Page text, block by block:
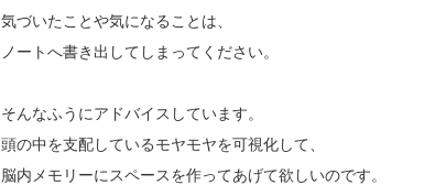
気づいたことや気になることは、
ノートへ書き出してしまってください。
そんなふうにアドバイスしています。
頭の中を支配しているモヤモヤを可視化して、
脳内メモリーにスペースを作ってあげて欲しいのです。